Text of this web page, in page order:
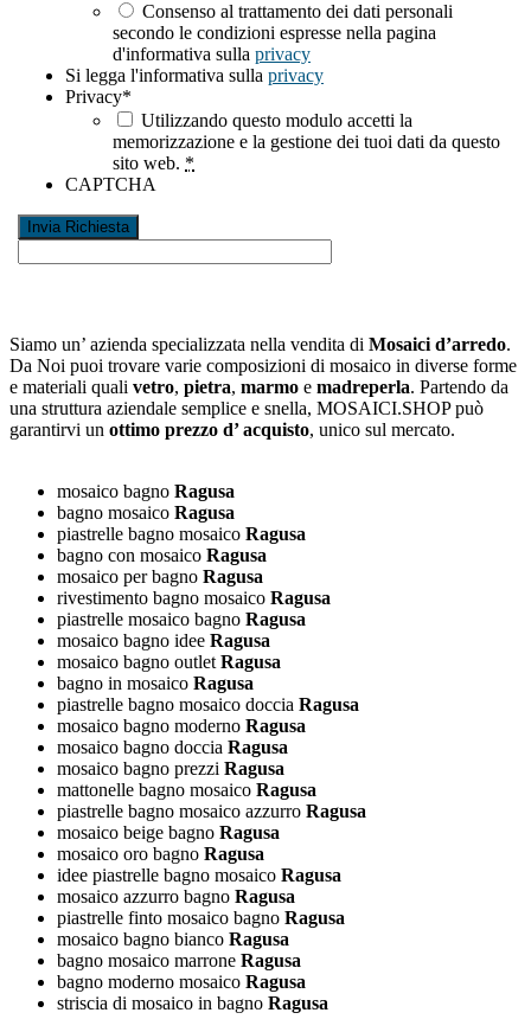
Consenso al trattamento dei dati personali
secondo le condizioni espresse nella pagina
d'informativa sulla privacy
Si legga l'informativa sulla privacy
Privacy*
Utilizzando questo modulo accetti la
memorizzazione e la gestione dei tuoi dati da questo
sito web. *
CAPTCHA
Siamo un’ azienda specializzata nella vendita di Mosaici d’arredo.
Da Noi puoi trovare varie composizioni di mosaico in diverse forme
e materiali quali vetro, pietra, marmo e madreperla. Partendo da
una struttura aziendale semplice e snella, MOSAICI.SHOP può
garantirvi un ottimo prezzo d’ acquisto, unico sul mercato.
mosaico bagno Ragusa
bagno mosaico Ragusa
piastrelle bagno mosaico Ragusa
bagno con mosaico Ragusa
mosaico per bagno Ragusa
rivestimento bagno mosaico Ragusa
piastrelle mosaico bagno Ragusa
mosaico bagno idee Ragusa
mosaico bagno outletRagusa
bagno in mosaico Ragusa
piastrelle bagno mosaico doccia Ragusa
mosaico bagno moderno Ragusa
mosaico bagno doccia Ragusa
mosaico bagno prezzi Ragusa
mattonelle bagno mosaico Ragusa
piastrelle bagno mosaico azzurro Ragusa
mosaico beige bagno Ragusa
mosaico oro bagno Ragusa
idee piastrelle bagno mosaico Ragusa
mosaico azzurro bagno Ragusa
piastrelle finto mosaico bagno Ragusa
mosaico bagno bianco Ragusa
bagno mosaico marrone Ragusa
bagno moderno mosaico Ragusa
striscia di mosaico in bagno Ragusa